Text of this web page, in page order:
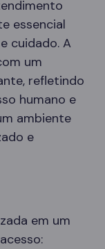
essencial
cuidado. A
um
refletindo
humano e
ambiente
e
em um